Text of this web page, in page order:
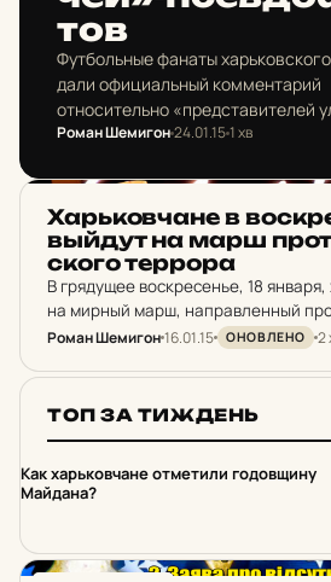
тов
Футбольные фанаты
дали официальный комментарий
относительно «представителей
разнообразных сборах
присутствуют на мероприятиях
Россохи. «Ультрас не принимают
Роман Шемигон24.01.151 хв
НОВИНИ ХАРКОВА
Харь­ков­ча­не в
выйдут на марш
ско­го тер­ро­ра
В грядущее воскресенье, 18
на мирный марш, направленный
террора. Об этом сообщает пресс-
Евромайдана, в частности,
Роман Шемигон16.01.15 ОНОВЛЕНО 2
ТОП ЗА ТИЖДЕНЬ
1
Как харьковчане отметили годовщину
Майдана?